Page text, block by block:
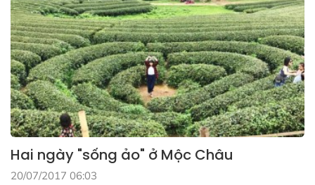
Hai ngày "sống ảo" ở Mộc Châu
20/07/2017 06:03